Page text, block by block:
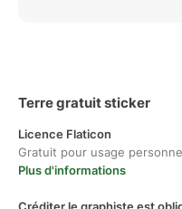
Terre gratuit sticker
Licence Flaticon
Gratuit pour usage
Plus d'informations